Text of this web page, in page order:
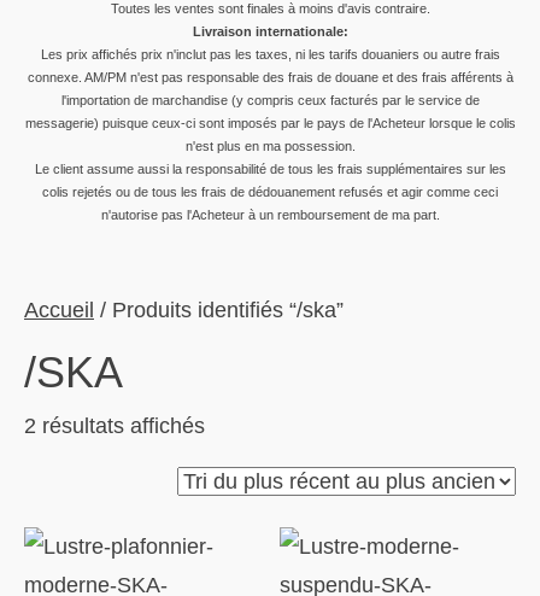
Toutes les ventes sont finales à moins d'avis contraire.
Livraison internationale:
Les prix affichés prix n'inclut pas les taxes, ni les tarifs douaniers ou autre frais
connexe. AM/PM n'est pas responsable des frais de douane et des frais afférents à
l'importation de marchandise (y compris ceux facturés par le service de
messagerie) puisque ceux-ci sont imposés par le pays de l'Acheteur lorsque le colis
n'est plus en ma possession.
Le client assume aussi la responsabilité de tous les frais supplémentaires sur les
colis rejetés ou de tous les frais de dédouanement refusés et agir comme ceci
n'autorise pas l'Acheteur à un remboursement de ma part.
Accueil / Produits identifiés “/ska”
/SKA
2 résultats affichésTrié
du
plus
récent